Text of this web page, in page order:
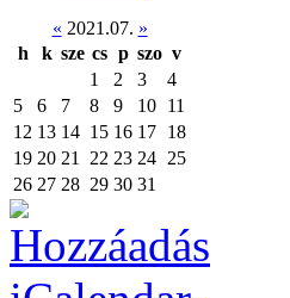
« 2021.07. »
h
k sze cs p szo v
1
2 3
4
5
6 7 8 9 10 11
12 13 14 15 16 17 18
19 20 21 22 23 24 25
26 27 28 29 30 31